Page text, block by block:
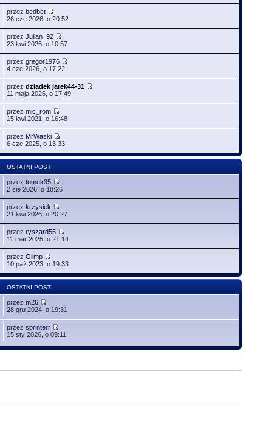
przezbedbet
26 cze 2026, o 20:52
przezJulian_92
23 kwi 2026, o 10:57
przezgregor1976
4 cze 2026, o 17:22
przezdziadek jarek44-31
11 maja 2026, o 17:49
przezmic_rom
15 kwi 2021, o 16:48
przez MrWaski
6 cze 2025, o 13:33
OSTATNI POST
przeztomek35
2 sie 2026, o 18:26
przezkrzysiek
21 kwi 2026, o 20:27
przezryszard55
11 mar 2025, o 21:14
przezOlimp
10 paź 2023, o 19:33
OSTATNI POST
przezm26
28 gru 2024, o 19:31
przezsprinterr
15 sty 2026, o 09:11